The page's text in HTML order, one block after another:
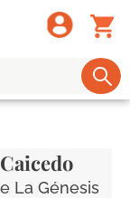
La Génesis